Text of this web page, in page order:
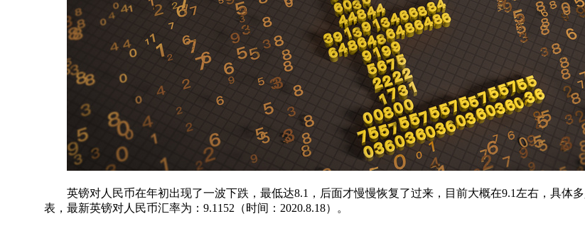
英镑对人民币在年初出现了一波下跌，最低达8.1，后面才慢慢恢复了过来，目前大概在9.1左右，具体
表，最新英镑对人民币汇率为：9.1152（时间：2020.8.18）。